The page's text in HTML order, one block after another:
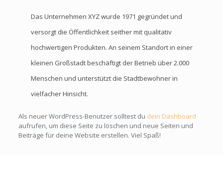
Das Unternehmen XYZ wurde 1971 gegründet und
versorgt die Öffentlichkeit seither mit qualitativ
hochwertigen Produkten. An seinem Standort in einer
kleinen Großstadt beschäftigt der Betrieb über 2.000
Menschen und unterstützt die Stadtbewohner in
vielfacher Hinsicht.
Als neuer WordPress-Benutzer solltest du dein Dashboard
aufrufen, um diese Seite zu löschen und neue Seiten und
Beiträge für deine Website erstellen. Viel Spaß!